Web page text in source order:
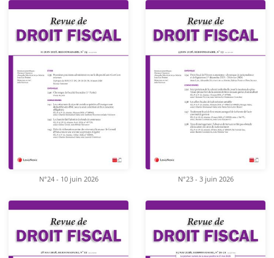
N°24 - 10 juin 2026 N°23 - 3 juin 2026